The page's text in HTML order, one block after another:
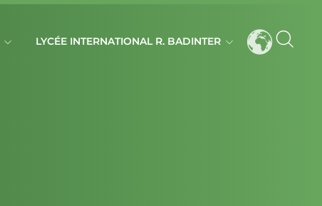
LYCÉE INTERNATIONAL R. BADINTER